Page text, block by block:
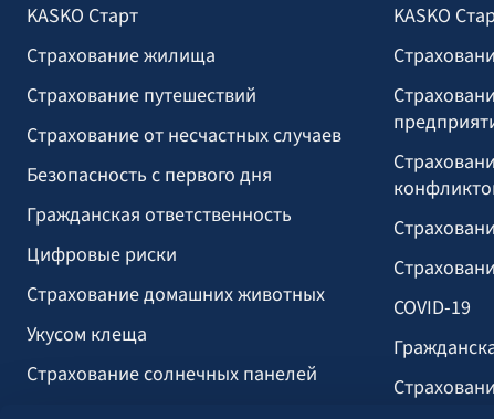
KASKO Старт
Страхование жилища
Страхование путешествий
Страхование от несчастных случаев
Безопасность с первого дня
Гражданская ответственность
Цифровые риски
Страхование домашних животных
Укусом клеща
Страхование солнечных панелей
KASKO
COVID-19